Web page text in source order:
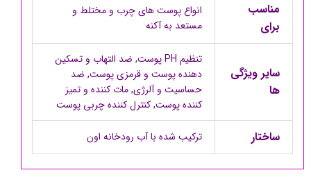
مناسب
برای
انواع پوست های چرب و مختلط و
مستعد به آکنه
سایر ویژگی
ها
تنظیم PH پوست, ضد التهاب و تسکین
دهنده پوست و قرمزی پوست, ضد
حساسیت و آلرژی, مات کننده و تمیز
کننده پوست, کنترل کننده چربی پوست
ساختار ترکیب شده با آب رودخانه اون